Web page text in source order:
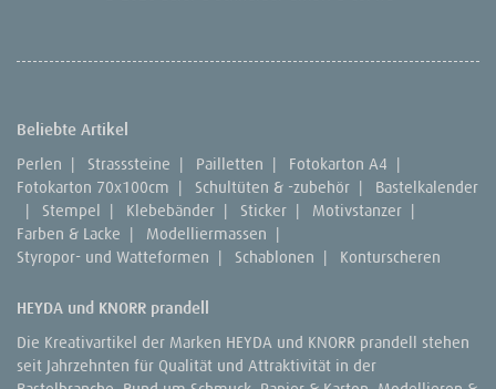
Beliebte Artikel
Perlen | Strasssteine | Pailletten | Fotokarton A4 |
Fotokarton 70x100cm | Schultüten & -zubehör |
Bastelkalender
|
Stempel | Klebebänder | Sticker | Motivstanzer |
Farben & Lacke | Modelliermassen |
Styropor- und Watteformen | Schablonen | Konturscheren
HEYDA und KNORR prandell
Die Kreativartikel der Marken HEYDA und KNORR prandell stehen
seit Jahrzehnten für Qualität und Attraktivität in der